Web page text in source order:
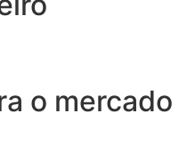
o mercado